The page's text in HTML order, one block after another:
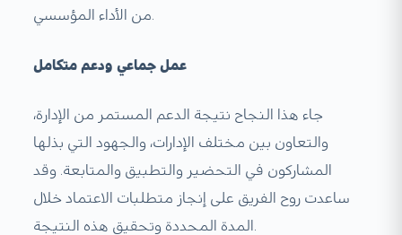
من الأداء المؤسسي.
عمل جماعي ودعم متكامل
جاء هذا النجاح نتيجة الدعم المستمر من الإدارة،
والتعاون بين مختلف الإدارات، والجهود التي بذلها
المشاركون في التحضير والتطبيق والمتابعة. وقد
ساعدت روح الفريق على إنجاز متطلبات الاعتماد خلال
المدة المحددة وتحقيق هذه النتيجة.